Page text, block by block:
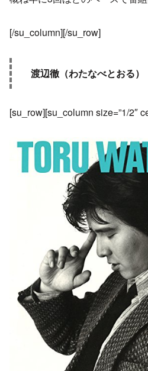
[/su_column][/su_row]
渡辺徹（わたなべとおる）
[su_row][su_column size=”1/2″